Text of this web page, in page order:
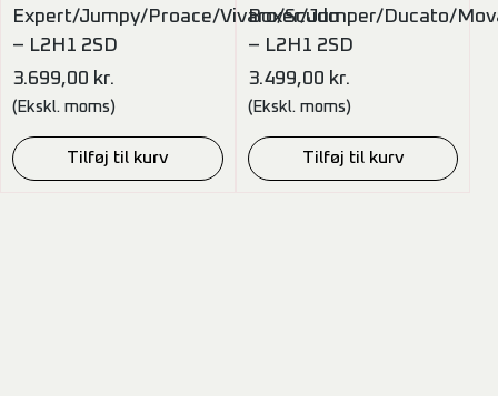
Expert/Jumpy/Proace/Vivaro/Scudo
– L2H1 2SD
3.699,00 kr.
(Ekskl. moms)
Tilføj til kurv
Boxer/Jumper/Ducato/
– L2H1 2SD
3.499,00 kr.
(Ekskl. moms)
Tilføj til kurv